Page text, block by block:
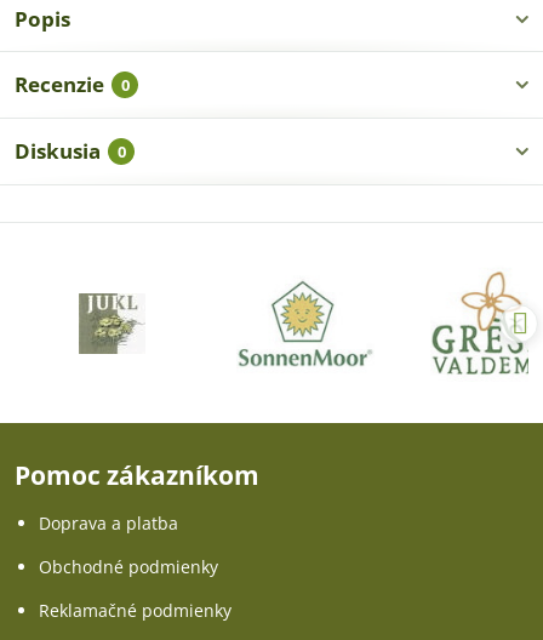
Popis
Recenzie 0
Diskusia 0
Pomoc zákazníkom
Doprava a platba
Obchodné podmienky
Reklamačné podmienky